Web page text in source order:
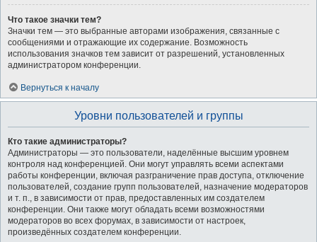
Что такое значки тем?
Значки тем — это выбранные авторами изображения, связанные с
сообщениями и отражающие их содержание. Возможность
использования значков тем зависит от разрешений, установленных
администратором конференции.
Вернуться к началу
Уровни пользователей и группы
Кто такие администраторы?
Администраторы — это пользователи, наделённые высшим уровнем
контроля над конференцией. Они могут управлять всеми аспектами
работы конференции, включая разграничение прав доступа, отключение
пользователей, создание групп пользователей, назначение модераторов
и т. п., в зависимости от прав, предоставленных им создателем
конференции. Они также могут обладать всеми возможностями
модераторов во всех форумах, в зависимости от настроек,
произведённых создателем конференции.